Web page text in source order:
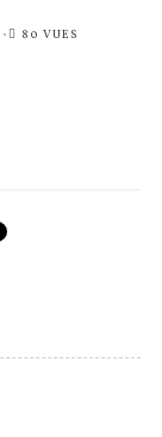
80 VUES